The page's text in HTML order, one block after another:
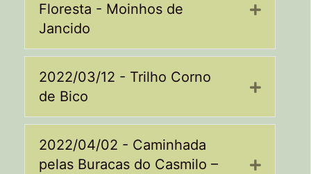
Floresta - Moinhos de
Jancido
Expand
2022/03/12 - Trilho Corno
de Bico
Expand
2022/04/02 - Caminhada
pelas Buracas do Casmilo –
Expand